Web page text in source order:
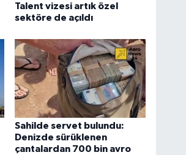
Talent vizesi artık özel
sektöre de açıldı
Sahilde servet bulundu:
Denizde sürüklenen
çantalardan 700 bin avro